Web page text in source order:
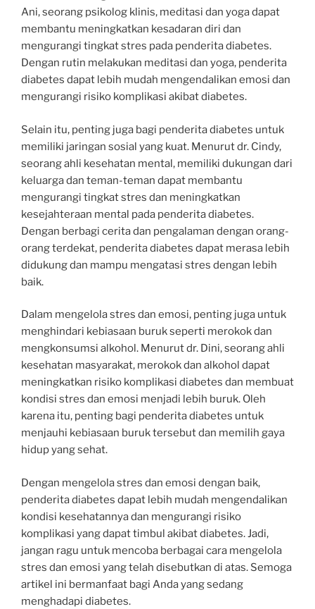
Ani, seorang psikolog klinis, meditasi dan yoga dapat
membantu meningkatkan kesadaran diri dan
mengurangi tingkat stres pada penderita diabetes.
Dengan rutin melakukan meditasi dan yoga, penderita
diabetes dapat lebih mudah mengendalikan emosi dan
mengurangi risiko komplikasi akibat diabetes.
Selain itu, penting juga bagi penderita diabetes untuk
memiliki jaringan sosial yang kuat. Menurut dr. Cindy,
seorang ahli kesehatan mental, memiliki dukungan dari
keluarga dan teman-teman dapat membantu
mengurangi tingkat stres dan meningkatkan
kesejahteraan mental pada penderita diabetes.
Dengan berbagi cerita dan pengalaman dengan orang-
orang terdekat, penderita diabetes dapat merasa lebih
didukung dan mampu mengatasi stres dengan lebih
baik.
Dalam mengelola stres dan emosi, penting juga untuk
menghindari kebiasaan buruk seperti merokok dan
mengkonsumsi alkohol. Menurut dr. Dini, seorang ahli
kesehatan masyarakat, merokok dan alkohol dapat
meningkatkan risiko komplikasi diabetes dan membuat
kondisi stres dan emosi menjadi lebih buruk. Oleh
karena itu, penting bagi penderita diabetes untuk
menjauhi kebiasaan buruk tersebut dan memilih gaya
hidup yang sehat.
Dengan mengelola stres dan emosi dengan baik,
penderita diabetes dapat lebih mudah mengendalikan
kondisi kesehatannya dan mengurangi risiko
komplikasi yang dapat timbul akibat diabetes. Jadi,
jangan ragu untuk mencoba berbagai cara mengelola
stres dan emosi yang telah disebutkan di atas. Semoga
artikel ini bermanfaat bagi Anda yang sedang
menghadapi diabetes.